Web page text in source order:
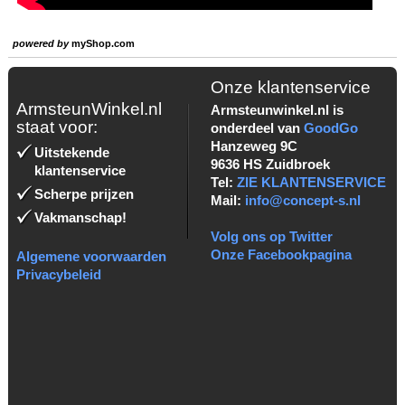
powered bymyShop.com
ArmsteunWinkel.nl
staat voor:
Uitstekende
klantenservice
Scherpe prijzen
Vakmanschap!
Algemene voorwaarden
Privacybeleid
Onze klantenservice
Armsteunwinkel.nl is
onderdeel van GoodGo
Hanzeweg 9C
9636 HS Zuidbroek
Tel: ZIE KLANTENSERVICE
Mail: info@concept-s.nl
Volg ons op Twitter
Onze Facebookpagina